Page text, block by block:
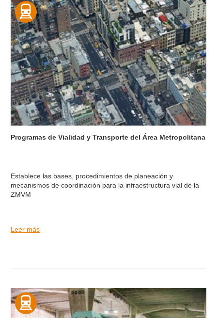
Programas de Vialidad y Transporte del Área Metropolitana
Establece las bases, procedimientos de planeación y
mecanismos de coordinación para la infraestructura vial de la
ZMVM
Leer más